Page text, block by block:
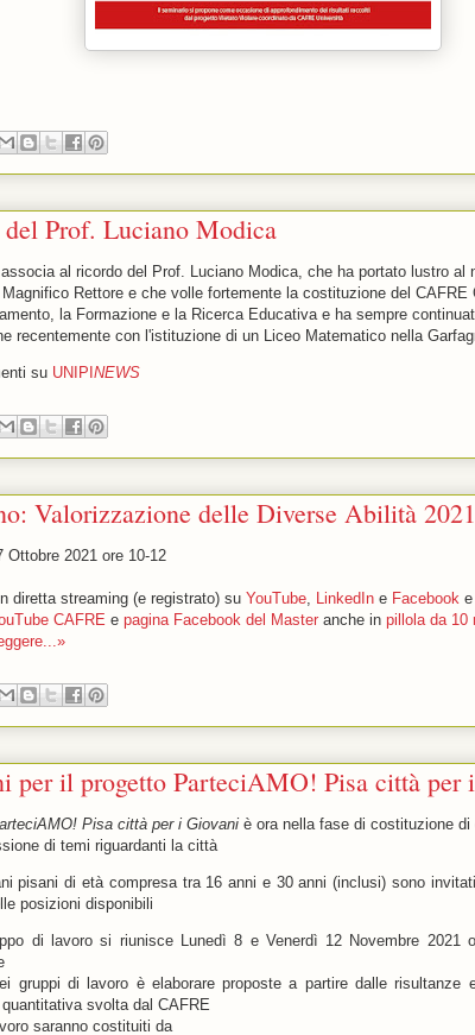
Prof. Luciano Modica
associa al ricordo del Prof. Luciano Modica, che ha portato lustro al
Rettore e che volle fortemente la costituzione del CAFRE
la Formazione e la Ricerca Educativa e ha sempre
recentemente con l'istituzione di un Liceo Matematico nella
su UNIPI NEWS
Valorizzazione delle Diverse Abilità 2021
Ottobre 2021 ore 10-12
diretta streaming (e registrato) su YouTube, LinkedIn e Facebook
CAFRE e pagina Facebook del Master anche in pillola da 10
per il progetto ParteciAMO! Pisa città per
Pisa città per i Giovani è ora nella fase di costituzione
di temi riguardanti la città
pisani di età compresa tra 16 anni e 30 anni (inclusi) sono
posizioni disponibili
di lavoro si riunisce Lunedì 8 e Venerdì 12 Novembre 2021
gruppi di lavoro è elaborare proposte a partire dalle risultanze
svolta dal CAFRE
saranno costituiti da